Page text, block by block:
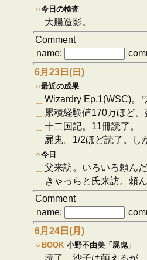
○今日の検査
大腸造影。
Comment
name:
6月23日(日)
○最近の成果
Wizardry Ep.1(WSC)。
累積経験値170万ほど
十二国記。11冊読了。
屍鬼。1/2ほど読了。し
○今日
父来訪。いろいろ頼んだ
きゃっらと氏来訪。頼
Comment
name:
6月24日(月)
○ BOOK 小野不由美「屍鬼」
読了。沙子は萌えるが